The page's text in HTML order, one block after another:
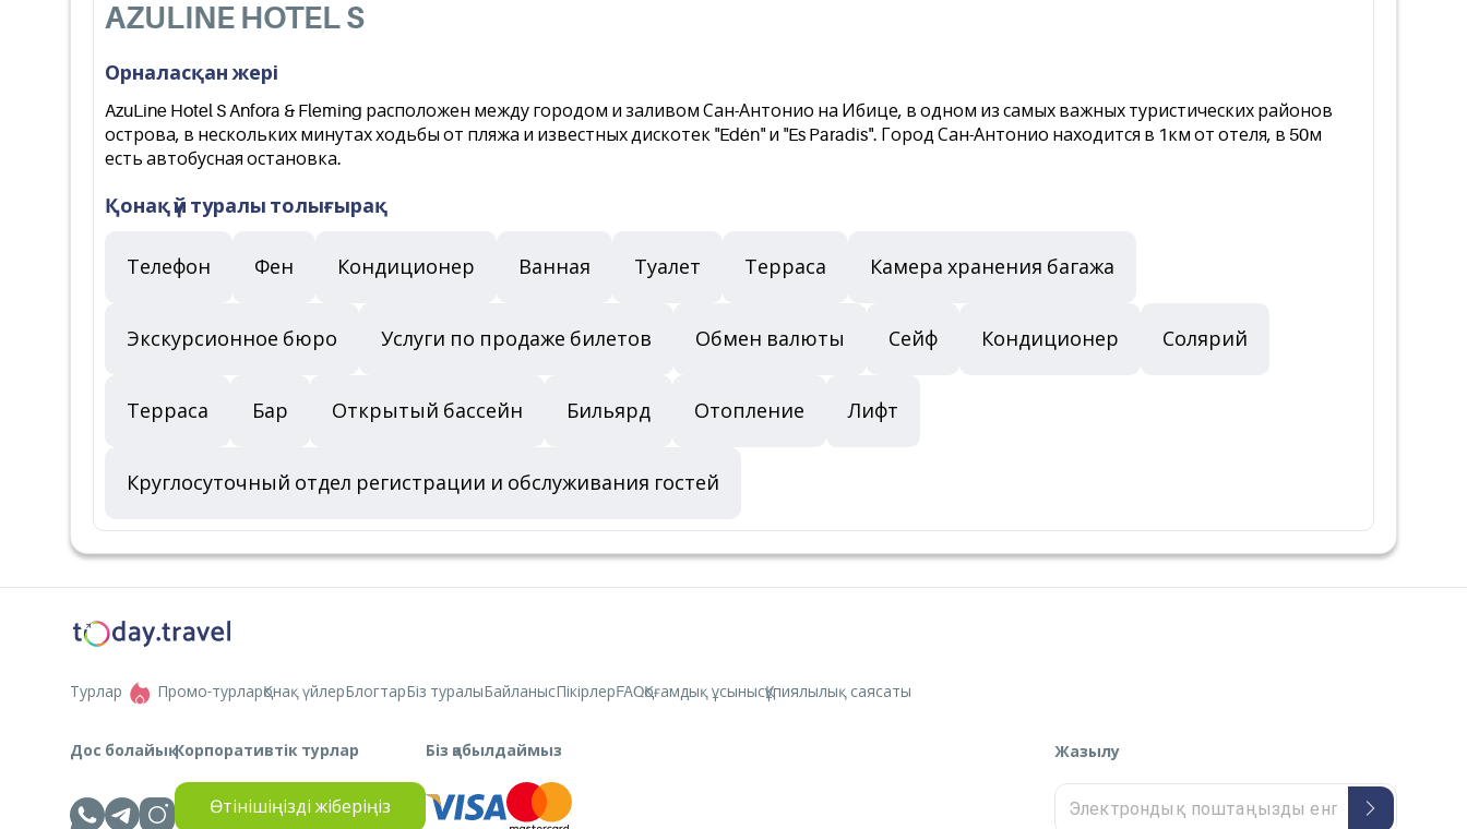
AZULINE HOTEL S
Орналасқан жері
AzuLine Hotel S Anfora & Fleming расположен между городом и заливом Сан-Антонио на Ибице, в одном из самых важных туристических районов
острова, в нескольких минутах ходьбы от пляжа и известных дискотек "Edén" и "Es Paradis". Город Сан-Антонио находится в 1км от отеля, в 50м
есть автобусная остановка.
Қонақ үй туралы толығырақ
Телефон Фен Кондиционер Ванная Туалет Терраса Камера хранения багажа
Экскурсионное бюро Услуги по продаже билетов Обмен валюты Сейф Кондиционер Солярий
Терраса Бар Открытый бассейн Бильярд Отопление Лифт
Круглосуточный отдел регистрации и обслуживания гостей
Турлар Промо-турларҚонақ үйлерБлогтарБіз туралыБайланысПікірлерFAQҚоғамдық ұсынысҚұпиялылық саясаты
Дос болайық Корпоративтік турлар
Өтінішіңізді жіберіңіз
Біз қабылдаймыз Жазылу